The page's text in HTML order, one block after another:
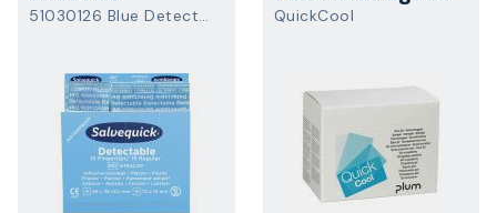
51030126 Blue Detectable QuickCool